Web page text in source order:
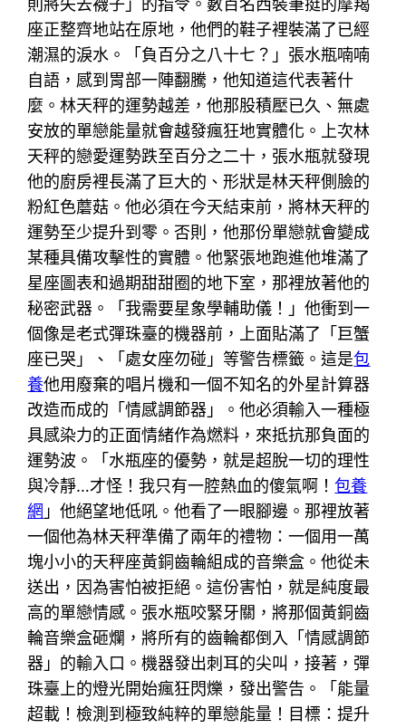
則將失去襪子」的指令。數百名西裝筆挺的摩羯
座正整齊地站在原地，他們的鞋子裡裝滿了已經
潮濕的淚水。「負百分之八十七？」張水瓶喃喃
自語，感到胃部一陣翻騰，他知道這代表著什
麼。林天秤的運勢越差，他那股積壓已久、無處
安放的單戀能量就會越發瘋狂地實體化。上次林
天秤的戀愛運勢跌至百分之二十，張水瓶就發現
他的廚房裡長滿了巨大的、形狀是林天秤側臉的
粉紅色蘑菇。他必須在今天結束前，將林天秤的
運勢至少提升到零。否則，他那份單戀就會變成
某種具備攻擊性的實體。他緊張地跑進他堆滿了
星座圖表和過期甜甜圈的地下室，那裡放著他的
秘密武器。「我需要星象學輔助儀！」他衝到一
個像是老式彈珠臺的機器前，上面貼滿了「巨蟹
座已哭」、「處女座勿碰」等警告標籤。這是包
養他用廢棄的唱片機和一個不知名的外星計算器
改造而成的「情感調節器」。他必須輸入一種極
具感染力的正面情緒作為燃料，來抵抗那負面的
運勢波。「水瓶座的優勢，就是超脫一切的理性
與冷靜…才怪！我只有一腔熱血的傻氣啊！包養
網 」他絕望地低吼。他看了一眼腳邊。那裡放著
一個他為林天秤準備了兩年的禮物：一個用一萬
塊小小的天秤座黃銅齒輪組成的音樂盒。他從未
送出，因為害怕被拒絕。這份害怕，就是純度最
高的單戀情感。張水瓶咬緊牙關，將那個黃銅齒
輪音樂盒砸爛，將所有的齒輪都倒入「情感調節
器」的輸入口。機器發出刺耳的尖叫，接著，彈
珠臺上的燈光開始瘋狂閃爍，發出警告。「能量
超載！檢測到極致純粹的單戀能量！目標：提升